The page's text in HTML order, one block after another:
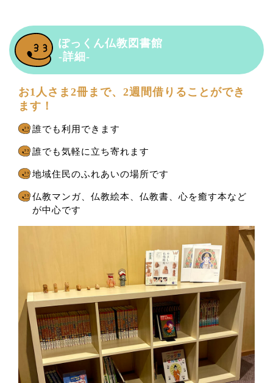
ぽっくん仏教図書館
-詳細-
お1人さま2冊まで、2週間借りることができ
ます！
誰でも利用できます
誰でも気軽に立ち寄れます
地域住民のふれあいの場所です
仏教マンガ、仏教絵本、仏教書、心を癒す本など
が中心です